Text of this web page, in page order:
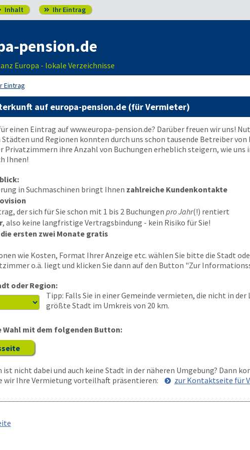
Inhalt  Ihr Eintrag
pension.de
Europa - lokale Verzeichnisse
Eintrag
auf europa-pension.de(für Vermieter)
einen Eintrag aufwww.europa-pension.de? Darüber freuen wir uns!
und Regionen konnten durch uns schon tausende Betreiber
Privatzimmern ihre Anzahl von Buchungen erheblich steigern, wie
Ihnen!
in Suchmaschinen bringt Ihnen zahlreiche Kundenkontakte
der sich für Sie schon mit 1 bis 2 Buchungen pro Jahr(!) rentiert
, also keine langfristige Vertragsbindung - kein Risiko für Sie!
die ersten zwei Monate gratis
wie Kosten, Format Ihrer Anzeige etc. wählen Sie bitte die Stadt
o.ä. liegt und klicken Sie dann auf den Button "Zur
oder Region:
Tipp: Falls Sie in einer Gemeinde vermieten, die nicht in
größte Stadt im Umkreis von 20 km.
Wahl mit dem folgenden Button:
ist nicht dabei und auch keine Stadt in der näheren Umgebung? Dann
wir Ihre Vermietung vorteilhaft präsentieren:
zur Kontaktseite für